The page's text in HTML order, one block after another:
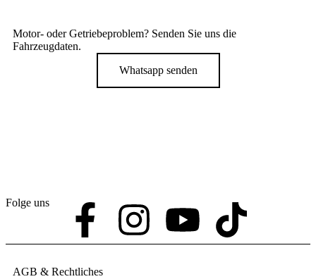
Motor- oderGetriebeproblem? Senden Sie uns die
Fahrzeugdaten.
Whatsapp senden
AGB & Rechtliches
Folge uns